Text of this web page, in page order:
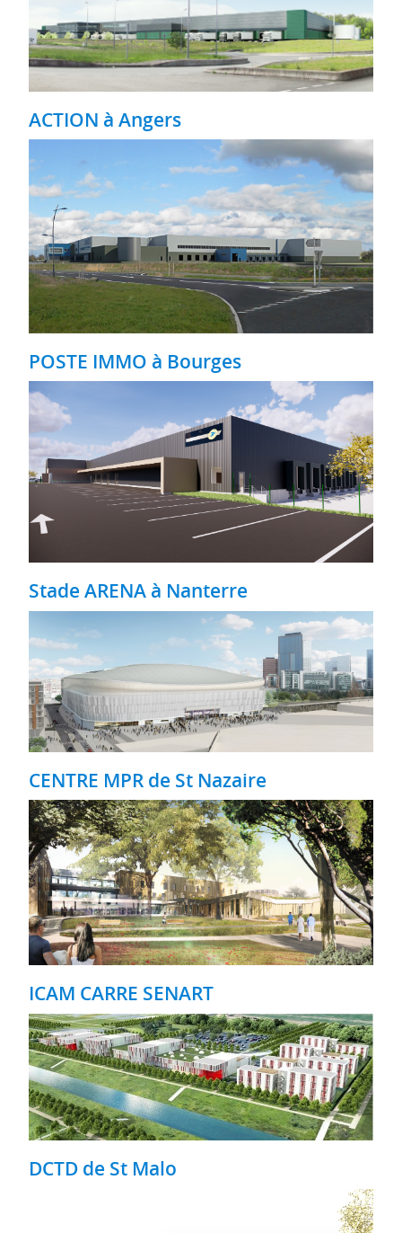
ACTION à Angers
POSTE IMMO à Bourges
Stade ARENA à Nanterre
CENTRE MPR de St Nazaire
ICAM CARRE SENART
DCTD de St Malo